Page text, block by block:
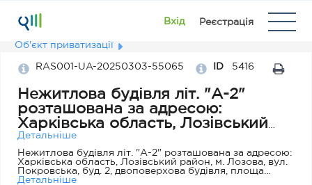
Вхід Реєстрація
Об'єкт приватизації
RAS001-UA-20250303-55065 ID 5416
Нежитлова будівля літ. "А-2"
розташована за адресою:
Харківська область, Лозівський
район, м. Лозова, вул. Покровська,
буд. 2, двоповерхова будівля,
площа об'єкта 1413,8 кв.м.
Детальніше
Нежитлова будівля літ. "А-2" розташована за адресою:
Харківська область, Лозівський район, м. Лозова, вул.
Покровська, буд. 2, двоповерхова будівля, площа
об'єкта 1413,8 кв.м.
Детальніше